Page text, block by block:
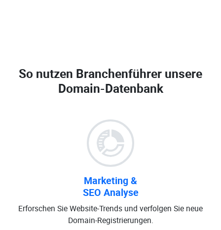
So nutzen Branchenführer unsere
Domain-Datenbank
Marketing &
SEO Analyse
Erforschen Sie Website-Trends und verfolgen Sie neue
Domain-Registrierungen.